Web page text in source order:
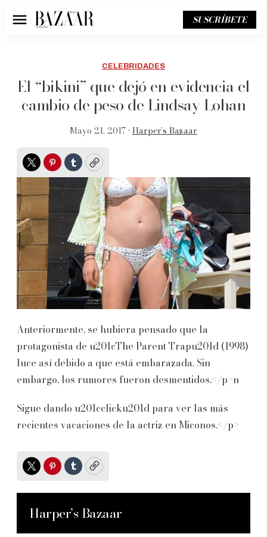
Menú SUSCRÍBETE
CELEBRIDADES
El “bikini” que dejó en evidencia el
cambio de peso de Lindsay Lohan
Mayo 21, 2017 • Harper’s Bazaar
TwitterPinterest
TumblrCopy
Anteriormente, se hubiera pensado que la
protagonista de u201cThe Parent Trapu201d (1998)
luce así debido a que está embarazada. Sin
embargo, los rumores fueron desmentidos.</p>n
Sigue dando u201cclicku201d para ver las más
recientes vacaciones de la actriz en Miconos.</p>
TwitterPinterest
TumblrCopy
Harper’s Bazaar